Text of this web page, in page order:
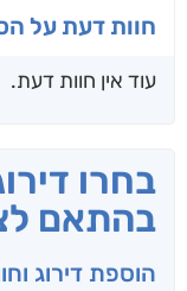
חוות דעת על
עוד אין חוות דעת.
בחרו
בהתאם
הוספת דירוג